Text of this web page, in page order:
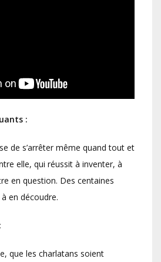
:
de s’arrêter même quand tout et
elle, qui réussit à inventer, à
en question. Des centaines
en découdre.
que les charlatans soient